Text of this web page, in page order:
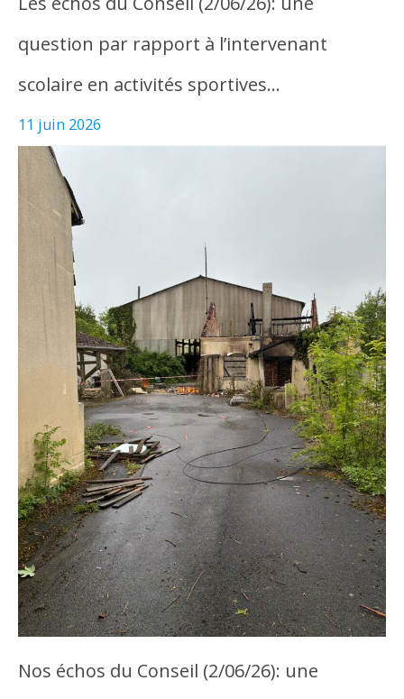
question par rapport à l’intervenant
scolaire en activités sportives…
11 juin 2026
Nos échos du Conseil (2/06/26): une